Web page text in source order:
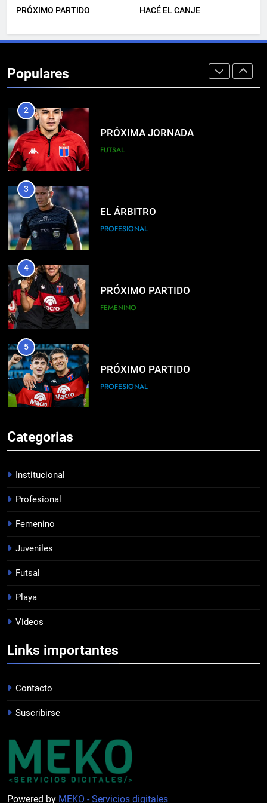
PRÓXIMO PARTIDO HACÉ EL CANJE
Populares
2
PRÓXIMA JORNADA
FUTSAL
3
EL ÁRBITRO
PROFESIONAL
4
PRÓXIMO PARTIDO
FEMENINO
5
PRÓXIMO PARTIDO
PROFESIONAL
HACÉ EL CANJE
7
8
1
PROFESIONAL
PRÓXIMA JORNADA
FUTSAL
Categorias
Institucional
Profesional
Femenino
Juveniles
Futsal
Playa
Videos
Links importantes
Contacto
Suscribirse
Powered by MEKO - Servicios digitales